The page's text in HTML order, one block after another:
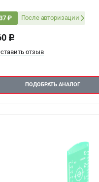
₽ После авторизации
c
отзыв
ПОДОБРАТЬ АНАЛОГ